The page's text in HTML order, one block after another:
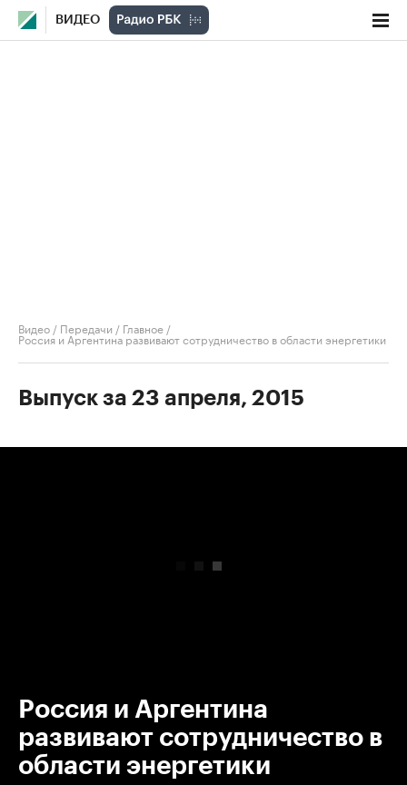
ВИДЕО
Видео / Передачи / Главное /
Россия и Аргентина развивают сотрудничество в области энергетики
Выпуск за 23 апреля, 2015
Россия и Аргентина
развивают сотрудничество в
области энергетики